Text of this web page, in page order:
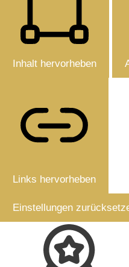
Inhalt hervorheben
Links hervorheben
Einstellungen